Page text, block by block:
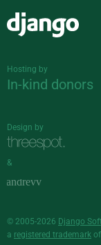
Hosting by
In-kind donors
Design by
&
© 2005-2026 Django
a registered trademark